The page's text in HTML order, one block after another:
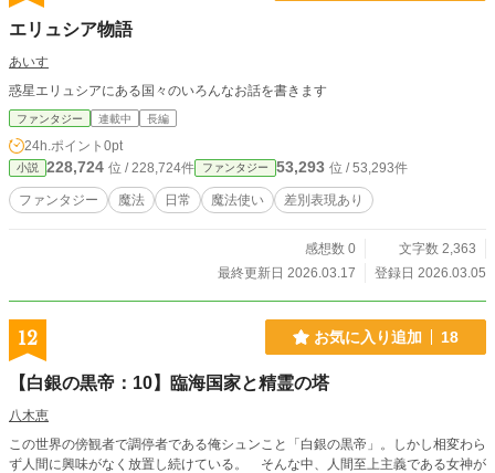
エリュシア物語
あいす
惑星エリュシアにある国々のいろんなお話を書きます
ファンタジー 連載中 長編
24h.ポイント 0pt
小説 228,724 位 / 228,724件 ファンタジー 53,293 位 / 53,293件
ファンタジー 魔法 日常 魔法使い 差別表現あり
感想数 0
文字数 2,363
最終更新日 2026.03.17
登録日 2026.03.05
12 お気に入り追加 18
【白銀の黒帝：10】臨海国家と精霊の塔
八木恵
この世界の傍観者で調停者である俺シュンこと「白銀の黒帝」。しかし相変わら
ず人間に興味がなく放置し続けている。 そんな中、人間至上主義である女神が